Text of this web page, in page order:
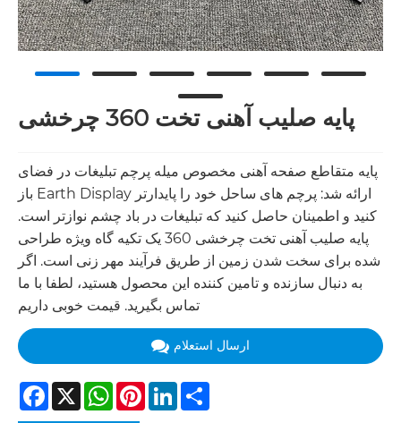
پایه صلیب آهنی تخت 360 چرخشی
پایه متقاطع صفحه آهنی مخصوص میله پرچم تبلیغات در فضای
باز Earth Display ارائه شد: پرچم های ساحل خود را پایدارتر
کنید و اطمینان حاصل کنید که تبلیغات در باد چشم نوازتر است.
پایه صلیب آهنی تخت چرخشی 360 یک تکیه گاه ویژه طراحی
شده برای سخت شدن زمین از طریق فرآیند مهر زنی است. اگر
به دنبال سازنده و تامین کننده این محصول هستید، لطفا با ما
تماس بگیرید. قیمت خوبی داریم
ارسال استعلام
Facebook
X WhatsApp
Pinterest
LinkedIn